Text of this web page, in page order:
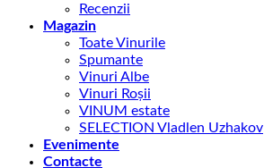
Recenzii
Magazin
Toate Vinurile
Spumante
Vinuri Albe
Vinuri Roșii
VINUM estate
SELECTION Vladlen Uzhakov
Evenimente
Contacte